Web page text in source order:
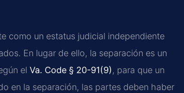
como un estatus judicial independiente
En lugar de ello, la separación es un
el Va. Code § 20-91(9), para que un
en la separación, las partes deben haber